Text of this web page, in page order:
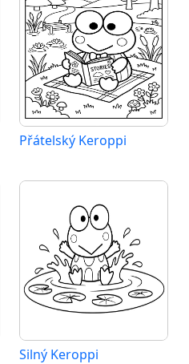
Přátelský Keroppi
Silný Keroppi